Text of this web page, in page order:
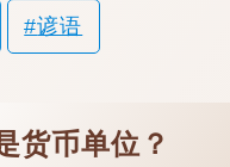
谚语
货币单位？